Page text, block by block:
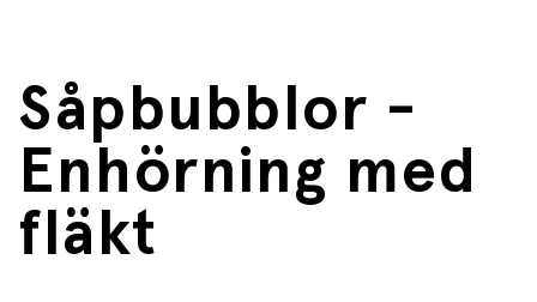
Såpbubblor -
Enhörning med
fläkt